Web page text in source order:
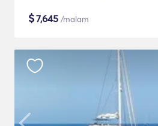
$7,645 /malam